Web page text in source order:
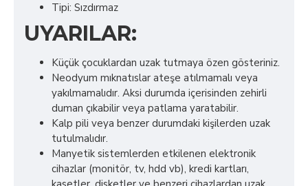
Tipi: Sızdırmaz
UYARILAR:
Küçük çocuklardan uzak tutmaya özen gösteriniz.
Neodyum mıknatıslar ateşe atılmamalı veya
yakılmamalıdır. Aksi durumda içerisinden zehirli
duman çıkabilir veya patlama yaratabilir.
Kalp pili veya benzer durumdaki kişilerden uzak
tutulmalıdır.
Manyetik sistemlerden etkilenen elektronik
cihazlar (monitör, tv, hdd vb), kredi kartları,